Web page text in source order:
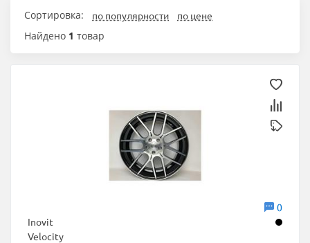
Сортировка: по популярности по цене
Найдено 1 товар
0
Inovit
Velocity